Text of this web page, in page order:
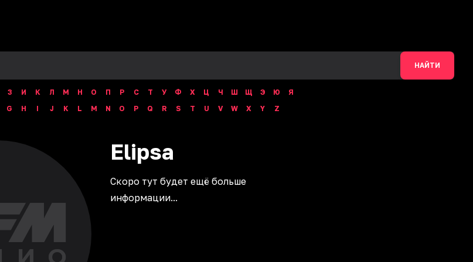
НАЙТИ
З И К Л М Н О П Р С Т У Ф Х Ц Ч Ш Щ Э Ю
Я
G H I J K L M N O P Q R S T U V W X Y Z
Elipsa
Скоро тут будет ещё больше
информации...